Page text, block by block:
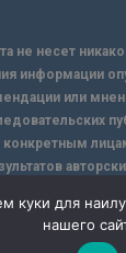
не несет
информации
или
Сайт
куки для
нашего